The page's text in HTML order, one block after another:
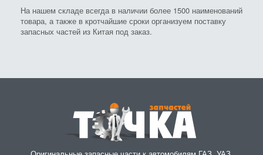
На нашем складе всегда в наличии более 1500 наименований
товара, а также в кротчайшие сроки организуем поставку
запасных частей из Китая под заказ.